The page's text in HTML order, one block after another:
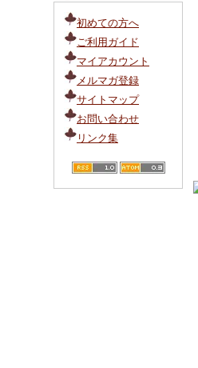
初めての方へ
ご利用ガイド
マイアカウント
メルマガ登録
サイトマップ
お問い合わせ
リンク集